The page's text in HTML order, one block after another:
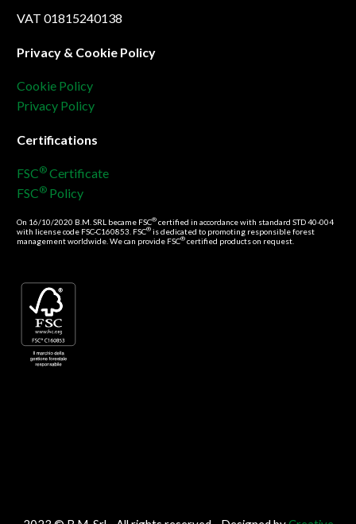
VAT 01815240138
Privacy & Cookie Policy
Cookie Policy
Privacy Policy
Certifications
FSC® Certificate
FSC® Policy
On 16/10/2020 B.M. SRL became FSC® certified in accordance with standard STD 40-004
with license code FSC-C160853. FSC® is dedicated to promoting responsible forest
management worldwide. We can provide FSC® certified products on request.